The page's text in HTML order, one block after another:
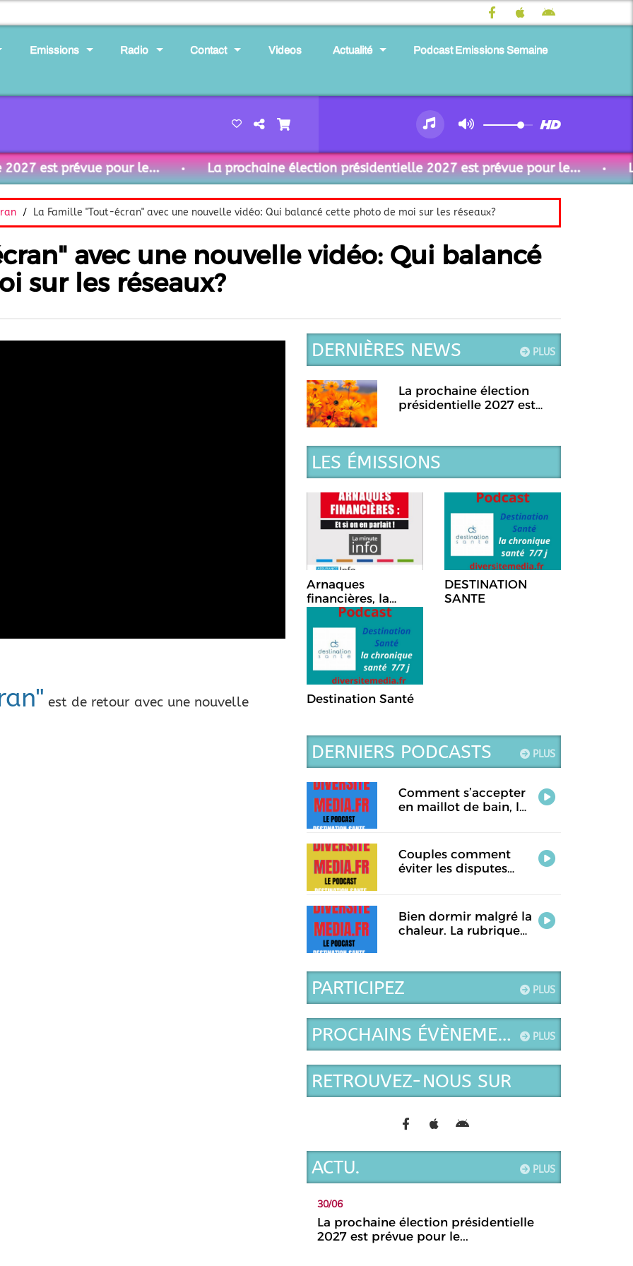
Emissions Radio Contact Videos Actualité Podcast Emissions Semaine
est prévue pour le... La prochaine élection présidentielle 2027 est prévue pour le... La
La Famille "Tout-écran" avec une nouvelle vidéo: Qui balancé cette photo de moi sur les réseaux?
avec une nouvelle vidéo: Qui balancé
sur les réseaux?
est de retour avec une nouvelle
PLUS
DERNIÈRES NEWS
La prochaine élection
présidentielle 2027 est
LES ÉMISSIONS
Arnaques
financières, la
chronique Et si on
en parlait!
Destination Santé
DESTINATION
SANTE
PLUS
DERNIERS PODCASTS
Comment s’accepter
en maillot de bain, la
Couples comment
éviter les disputes
ce jour
Bien dormir malgré la
chaleur. La rubrique
PLUS
PARTICIPEZ
PLUS
PROCHAINS ÉVÈNEMENTS
RETROUVEZ-NOUS SUR
PLUS
ACTU.
30/06
La prochaine élection présidentielle
2027 est prévue pour le...